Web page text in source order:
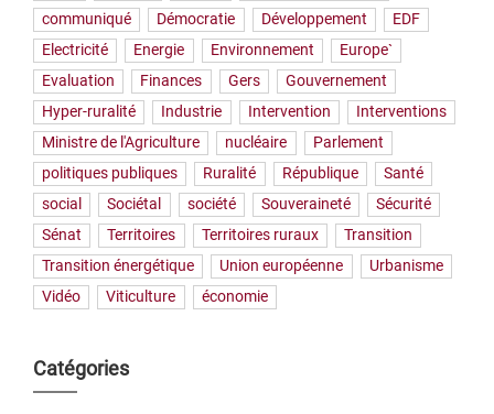
communiqué
Démocratie Développement
EDF
Electricité
Energie Environnement
Europe`
Evaluation
Finances Gers
Gouvernement
Hyper-ruralité
Industrie Intervention
Interventions
Ministre de l'Agriculture
nucléaire
Parlement
politiques publiques
Ruralité République
Santé
social
Sociétal société Souveraineté
Sécurité
Sénat
Territoires Territoires ruraux
Transition
Transition énergétique
Union européenne
Urbanisme
Vidéo
Viticulture économie
Catégories